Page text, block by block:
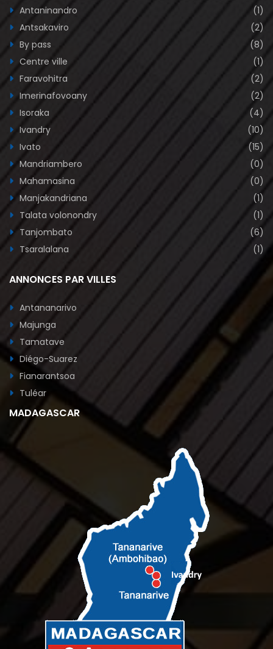
Antaninandro
(1)
Antsakaviro
(2)
By pass
(8)
Centre ville
(1)
Faravohitra
(2)
Imerinafovoany
(2)
Isoraka
(4)
Ivandry
(10)
Ivato
(15)
Mandriambero
(0)
Mahamasina
(0)
Manjakandriana
(1)
Talata volonondry
(1)
Tanjombato
(6)
Tsaralalana
(1)
ANNONCES PAR VILLES
Antananarivo
Majunga
Tamatave
Diégo-Suarez
Fianarantsoa
Tuléar
MADAGASCAR